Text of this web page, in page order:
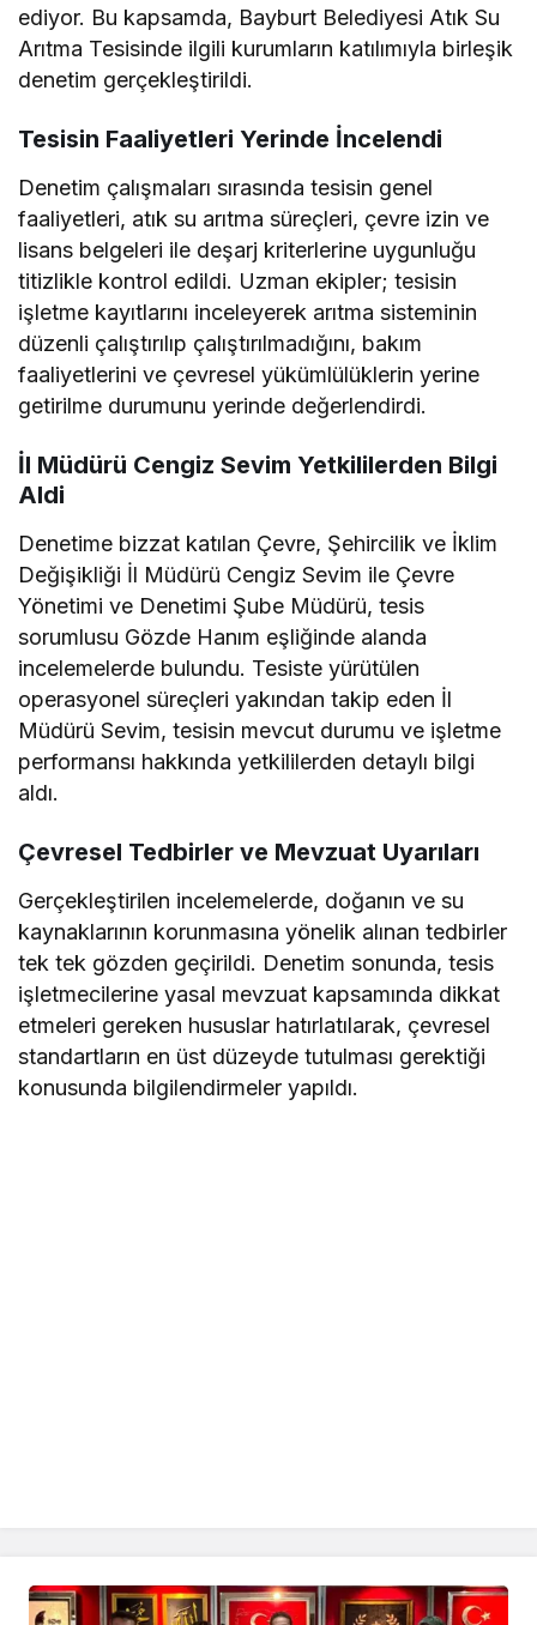
ediyor. Bu kapsamda, Bayburt Belediyesi Atık Su
Arıtma Tesisinde ilgili kurumların katılımıyla birleşik
denetim gerçekleştirildi.
Tesisin Faaliyetleri Yerinde İncelendi
Denetim çalışmaları sırasında tesisin genel
faaliyetleri, atık su arıtma süreçleri, çevre izin ve
lisans belgeleri ile deşarj kriterlerine uygunluğu
titizlikle kontrol edildi. Uzman ekipler; tesisin
işletme kayıtlarını inceleyerek arıtma sisteminin
düzenli çalıştırılıp çalıştırılmadığını, bakım
faaliyetlerini ve çevresel yükümlülüklerin yerine
getirilme durumunu yerinde değerlendirdi.
İl Müdürü Cengiz Sevim Yetkililerden Bilgi
Aldi
Denetime bizzat katılan Çevre, Şehircilik ve İklim
Değişikliği İl Müdürü Cengiz Sevim ile Çevre
Yönetimi ve Denetimi Şube Müdürü, tesis
sorumlusu Gözde Hanım eşliğinde alanda
incelemelerde bulundu. Tesiste yürütülen
operasyonel süreçleri yakından takip eden İl
Müdürü Sevim, tesisin mevcut durumu ve işletme
performansı hakkında yetkililerden detaylı bilgi
aldı.
Çevresel Tedbirler ve Mevzuat Uyarıları
Gerçekleştirilen incelemelerde, doğanın ve su
kaynaklarının korunmasına yönelik alınan tedbirler
tek tek gözden geçirildi. Denetim sonunda, tesis
işletmecilerine yasal mevzuat kapsamında dikkat
etmeleri gereken hususlar hatırlatılarak, çevresel
standartların en üst düzeyde tutulması gerektiği
konusunda bilgilendirmeler yapıldı.